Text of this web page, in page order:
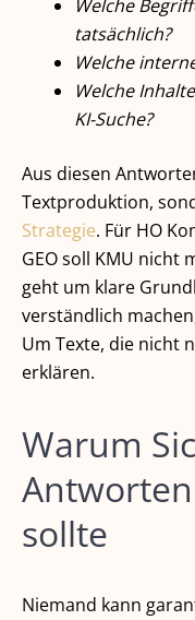
Welche
tatsächlich?
Welche
Welche
KI-Suche?
Aus diesen
Textproduktion,
Strategie. Für HO
GEO soll KMU nicht
geht um klare
verständlich
Um Texte, die nicht
erklären.
Warum
sollte
Niemand kann